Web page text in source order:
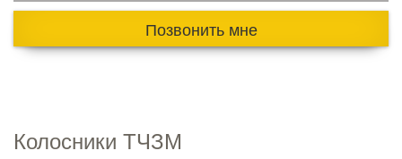
Позвонить мне
Колосники ТЧЗМ